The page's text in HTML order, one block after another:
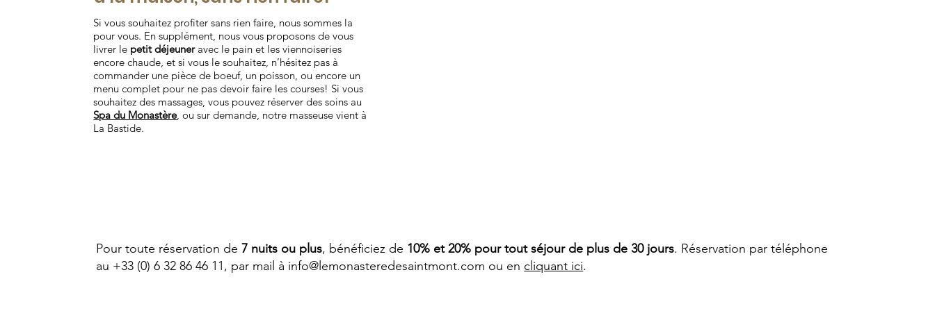
Si vous souhaitez profiter sans rien faire, nous sommes la
pour vous. En supplément, nous vous proposons de vous
livrer le petit déjeuneravec le pain et les viennoiseries
encore chaude, et si vous le souhaitez, n’hésitez pas à
commander une pièce de boeuf, un poisson, ou encore un
menu complet pour ne pas devoir faire les courses! Si vous
souhaitez des massages, vous pouvez réserver des soins au
Spa du Monastère, ou sur demande, notre masseuse vient à
La Bastide.
Pour toute réservation de 7 nuits ou plus, bénéficiez de 10% et 20% pour tout séjour de plus de 30 jours. Réservation par téléphone
au +33 (0) 6 32 86 46 11, par mail à info@lemonasteredesaintmont.com ou en cliquant ici.